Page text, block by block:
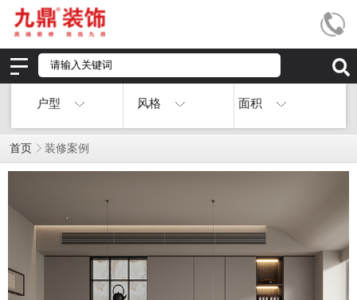
户型 风格 面积
首页 装修案例